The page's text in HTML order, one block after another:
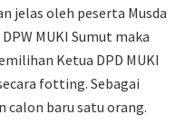
jelas oleh peserta Musda
MUKI Sumut maka
Ketua DPD MUKI
fotting. Sebagai
calon baru satu orang.